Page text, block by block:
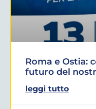
Roma e Ostia:
futuro del
leggi tutto